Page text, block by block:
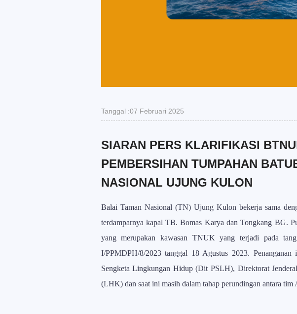
Tanggal :07 Februari 2025
SIARAN PERS KLARIFIKASI
PEMBERSIHAN TUMPAHAN
NASIONAL UJUNG KULON
Balai Taman Nasional (TN) Ujung Kulon bekerja sama
terdamparnya kapal TB. Bomas Karya dan Tongkang BG.
yang merupakan kawasan TNUK yang terjadi pada
I/PPMDPH/8/2023 tanggal 18 Agustus 2023. Penanganan
Sengketa Lingkungan Hidup (Dit PSLH), Direktorat
(LHK) dan saat ini masih dalam tahap perundingan antara